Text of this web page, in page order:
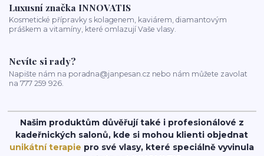
Luxusní značka INNOVATIS
Kosmetické přípravky s kolagenem, kaviárem, diamantovým
práškem a vitamíny, které omlazují Vaše vlasy.
Nevíte si rady?
Napište nám na poradna@janpesan.cz nebo nám můžete zavolat
na 777 259 926.
Našim produktům důvěřují také i profesionálové z
kadeřnických salonů, kde si mohou klienti objednat
unikátní terapie pro své vlasy, které speciálně vyvinula